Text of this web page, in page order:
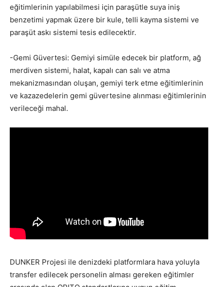
eğitimlerinin yapılabilmesi için paraşütle suya iniş
benzetimi yapmak üzere bir kule, telli kayma sistemi ve
paraşüt askı sistemi tesis edilecektir.
-Gemi Güvertesi: Gemiyi simüle edecek bir platform, ağ
merdiven sistemi, halat, kapalı can salı ve atma
mekanizmasından oluşan, gemiyi terk etme eğitimlerinin
ve kazazedelerin gemi güvertesine alınması eğitimlerinin
verileceği mahal.
DUNKER Projesi ile denizdeki platformlara hava yoluyla
transfer edilecek personelin alması gereken eğitimler